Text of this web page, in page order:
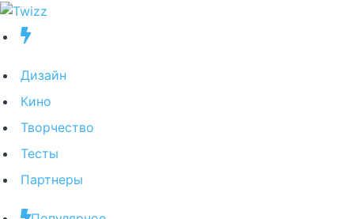
Дизайн
Кино
Творчество
Тесты
Партнеры